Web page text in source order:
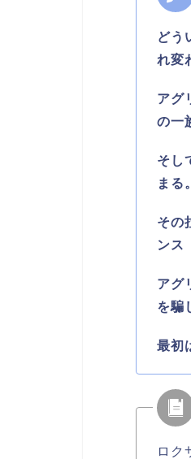
どう
れ変
アグ
の一
そし
まる。
その
ンス
アグ
を騙
最初
ロク